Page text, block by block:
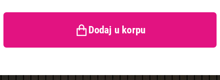
kupaca po osnovu zakona o
Dodaj u korpu